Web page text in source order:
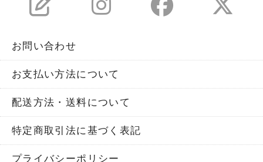
お問い合わせ
お支払い方法について
配送方法・送料について
特定商取引法に基づく表記
プライバシーポリシー